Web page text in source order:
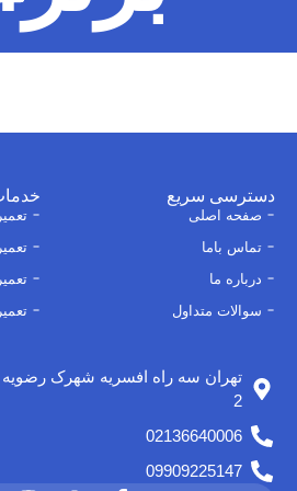
دسترسی سریع
صفحه اصلی
تماس باما
درباره ما
سوالات متداول
2
02136640006
09909225147